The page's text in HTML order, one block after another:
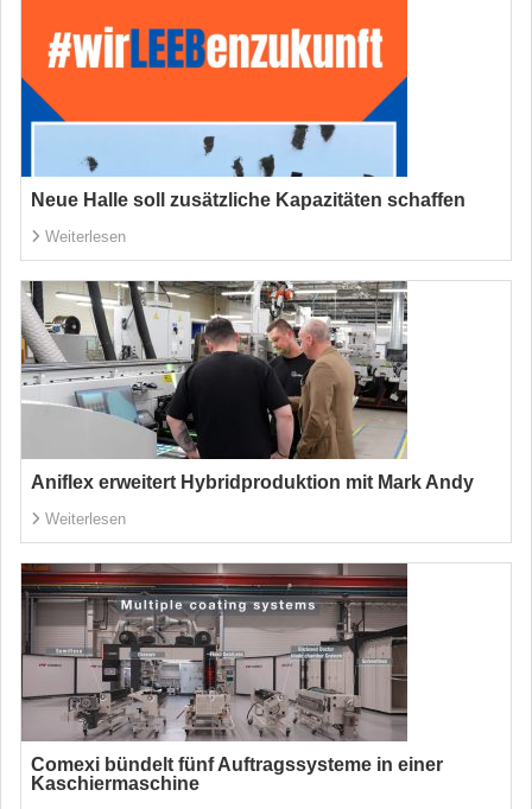
Neue Halle soll zusätzliche Kapazitäten schaffen
Weiterlesen
Aniflex erweitert Hybridproduktion mit Mark Andy
Weiterlesen
Comexi bündelt fünf Auftragssysteme in einer
Kaschiermaschine